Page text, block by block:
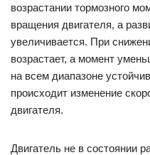
возрастании тормозного
вращения двигателя, а
увеличивается. При
возрастает, а момент
на всем диапазоне
происходит изменение
двигателя.
Двигатель не в состоянии